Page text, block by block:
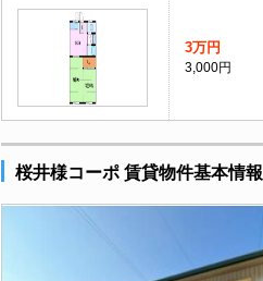
3万円
3,000円
桜井様コーポ 賃貸物件基本情報